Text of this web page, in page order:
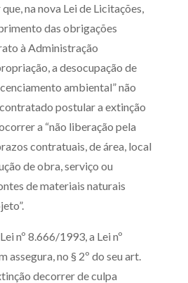
na nova Lei de Licitações,
das obrigações
à Administração
a desocupação de
ambiental” não
postular a extinção
a “não liberação pela
contratuais, de área, local
de obra, serviço ou
de materiais naturais
nº 8.666/1993, a Lei nº
assegura, no § 2º do seu art.
decorrer de culpa